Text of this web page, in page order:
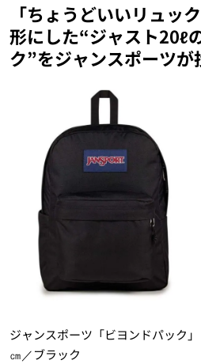
「ちょうどいいリュッ
形にした“ジャスト20ℓ
ク”をジャンスポーツが
ジャンスポーツ「ビヨンドパック
㎝／ブラック